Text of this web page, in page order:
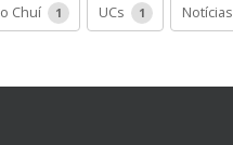
Chuí 1 UCs 1 Notícias